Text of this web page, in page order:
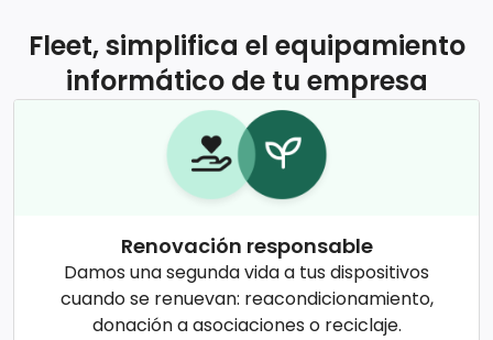
Fleet, simplifica el equipamiento
informático de tu empresa
Renovación responsable
Damos una segunda vida a tus dispositivos
cuando se renuevan: reacondicionamiento,
donación a asociaciones o reciclaje.